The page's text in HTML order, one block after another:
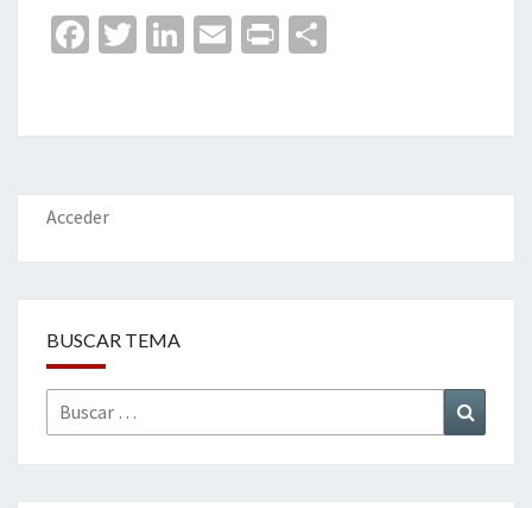
Fa
o
o
k
T
er
Li
dI
n
E
l
Pr
p
ar
Acceder
BUSCAR TEMA
Buscar
por: